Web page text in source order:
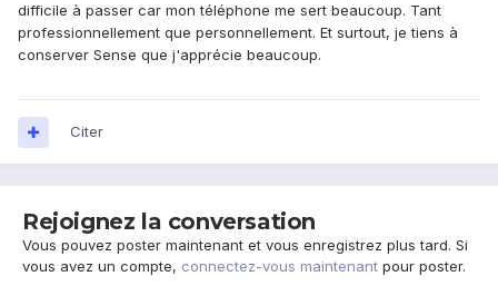
difficile à passer car mon téléphone me sert beaucoup. Tant
professionnellement que personnellement. Et surtout, je tiens à
conserver Sense que j'apprécie beaucoup.
Citer
Rejoignez la conversation
Vous pouvez poster maintenant et vous enregistrez plus tard. Si
vous avez un compte, connectez-vous maintenant pour poster.